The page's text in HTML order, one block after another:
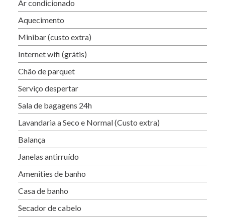
Ar condicionado
Aquecimento
Minibar (custo extra)
Internet wifi (grátis)
Chão de parquet
Serviço despertar
Sala de bagagens 24h
Lavandaria a Seco e Normal (Custo extra)
Balança
Janelas antirruído
Amenities de banho
Casa de banho
Secador de cabelo